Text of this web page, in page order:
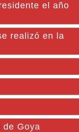
el año
realizó en la
Goya